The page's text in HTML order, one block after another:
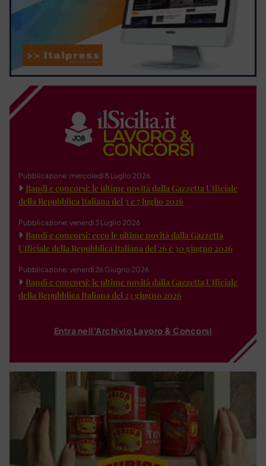
Pubblicazione: mercoledì 8 Luglio 2026
Bandi e concorsi: le ultime novità dalla Gazzetta Ufficiale
della Repubblica Italiana del 3 e 7 luglio 2026
Pubblicazione: venerdì 3 Luglio 2026
Bandi e concorsi: ecco le ultime novità dalla Gazzetta
Ufficiale della Repubblica Italiana del 26 e 30 giugno 2026
Pubblicazione: venerdì 26 Giugno 2026
Bandi e concorsi: le ultime novità dalla Gazzetta Ufficiale
della Repubblica Italiana del 23 giugno 2026
Entra nell'Archivio Lavoro & Concorsi